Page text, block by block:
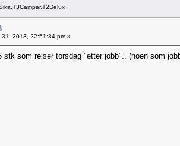
31, 2013, 22:51:34 pm »
stk som reiser torsdag "etter jobb".. (noen som